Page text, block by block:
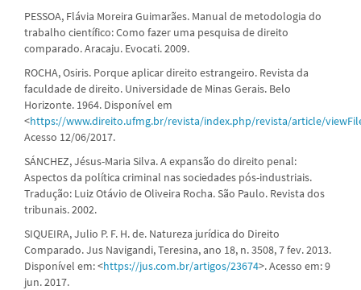
PESSOA, Flávia Moreira Guimarães. Manual de metodologia do
trabalho científico: Como fazer uma pesquisa de direito
comparado. Aracaju. Evocati. 2009.
ROCHA, Osiris. Porque aplicar direito estrangeiro. Revista da
faculdade de direito. Universidade de Minas Gerais. Belo
Horizonte. 1964. Disponível em
<https://www.direito.ufmg.br/revista/index.php/revista/article/
Acesso 12/06/2017.
SÁNCHEZ, Jésus-Maria Silva. A expansão do direito penal:
Aspectos da política criminal nas sociedades pós-industriais.
Tradução: Luiz Otávio de Oliveira Rocha. São Paulo. Revista dos
tribunais. 2002.
SIQUEIRA, Julio P. F. H. de. Natureza jurídica do Direito
Comparado. Jus Navigandi, Teresina, ano 18, n. 3508, 7 fev. 2013.
Disponível em: <https://jus.com.br/artigos/23674>. Acesso em: 9
jun. 2017.